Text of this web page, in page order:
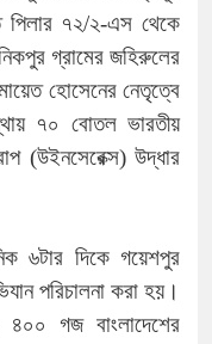
পিলার ৭২/২-এস থেকে
গ্রামের জহিরুলের
হোসেনের নেতৃত্বে
৭০ বোতল ভারতীয়
(উইনসেরেক্স) উদ্ধার
৬টার দিকে গয়েশপুর
পরিচালনা করা হয়।
৪০০ গজ বাংলাদেশের